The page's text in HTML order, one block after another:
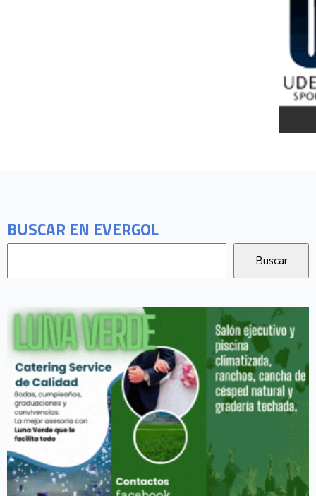
BUSCAR EN EVERGOL